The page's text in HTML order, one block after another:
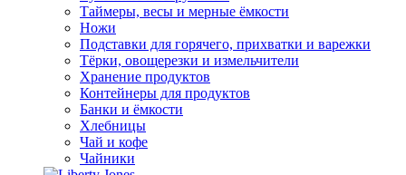
Таймеры, весы и мерные ёмкости
Ножи
Подставки для горячего, прихватки и варежки
Тёрки, овощерезки и измельчители
Хранение продуктов
Контейнеры для продуктов
Банки и ёмкости
Хлебницы
Чай и кофе
Чайники